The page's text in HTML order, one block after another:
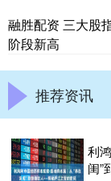
融胜配资 三大股
阶段新高
推荐资讯
利
闺”